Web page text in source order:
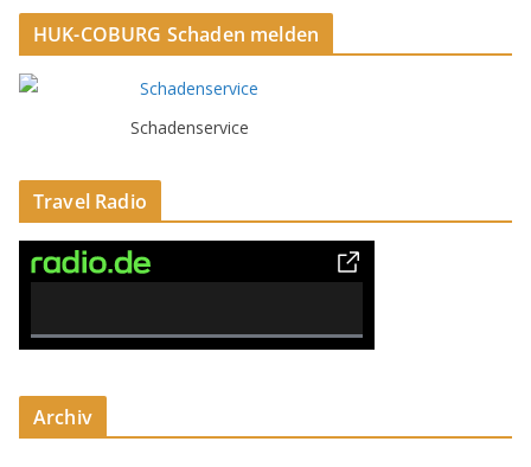
HUK-COBURG Schaden melden
Schadenservice
Travel Radio
0% Complete
Archiv